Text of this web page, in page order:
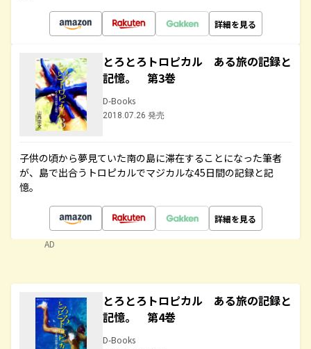
詳細を見る
とろとろトロピカル ある旅の記録と
記憶。 第3巻
D-Books
2018.07.26 発売
子供の頃から夢見ていた南の島に滞在することになった筆者
が、島で出合うトロピカルでマジカルな45日間の記録と記
憶。
詳細を見る
AD
とろとろトロピカル ある旅の記録と
記憶。 第4巻
D-Books